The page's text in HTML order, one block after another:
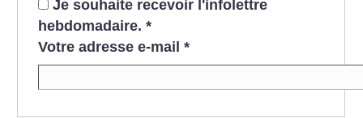
Je souhaite recevoir l'infolettre
hebdomadaire. *
Votre adresse e-mail *